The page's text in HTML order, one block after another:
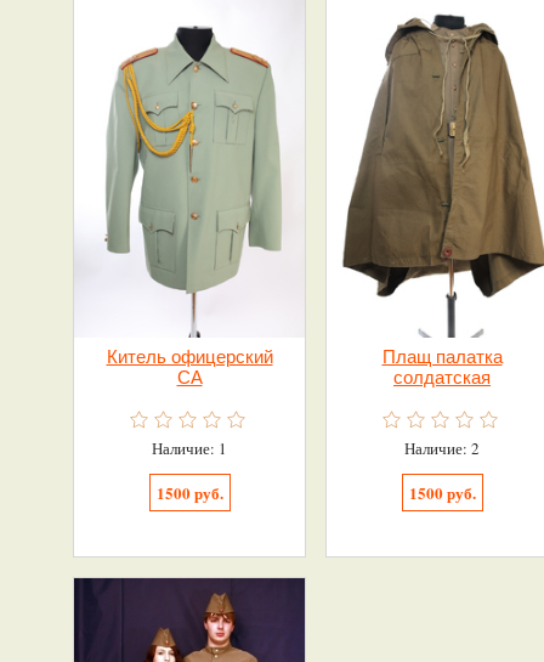
Китель офицерский
СА
Наличие: 1
1500 руб.
Плащ палатка
солдатская
Наличие: 2
1500 руб.